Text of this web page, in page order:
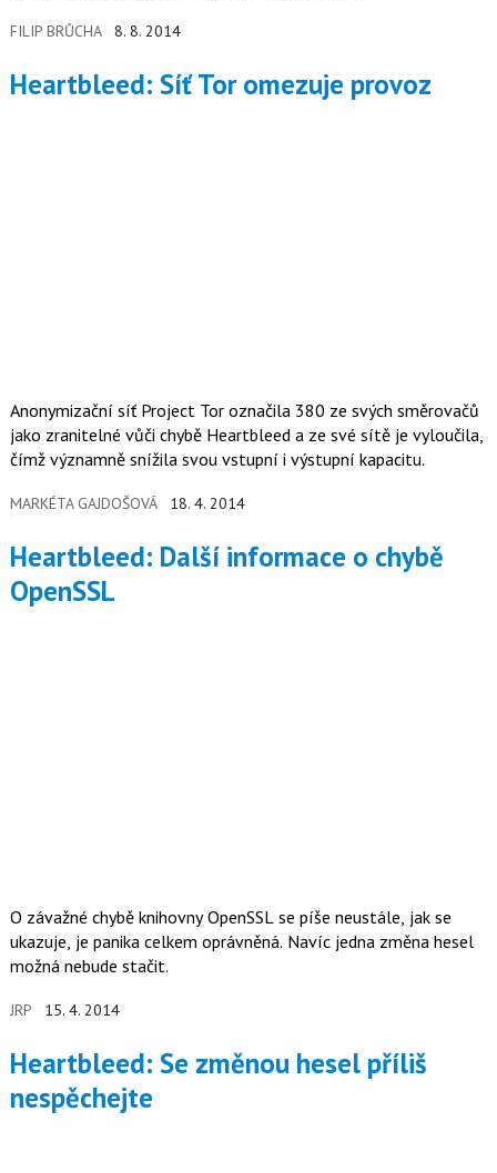
FILIP BRŮCHA 8. 8. 2014
Heartbleed: Síť Tor omezuje provoz
Anonymizační síť Project Tor označila 380 ze svých směrovačů
jako zranitelné vůči chybě Heartbleed a ze své sítě je vyloučila,
čímž významně snížila svou vstupní i výstupní kapacitu.
MARKÉTA GAJDOŠOVÁ 18. 4. 2014
Heartbleed: Další informace o chybě
OpenSSL
O závažné chybě knihovny OpenSSL se píše neustále, jak se
ukazuje, je panika celkem oprávněná. Navíc jedna změna hesel
možná nebude stačit.
JRP 15. 4. 2014
Heartbleed: Se změnou hesel příliš
nespěchejte